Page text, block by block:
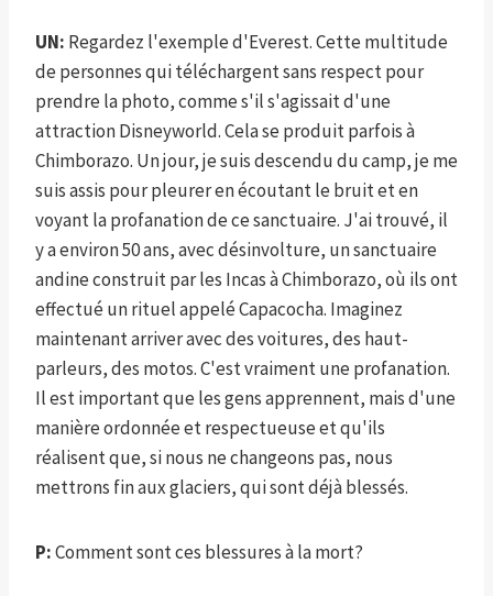
UN: Regardez l'exemple d'Everest. Cette multitude
de personnes qui téléchargent sans respect pour
prendre la photo, comme s'il s'agissait d'une
attraction Disneyworld. Cela se produit parfois à
Chimborazo. Un jour, je suis descendu du camp, je me
suis assis pour pleurer en écoutant le bruit et en
voyant la profanation de ce sanctuaire. J'ai trouvé, il
y a environ 50 ans, avec désinvolture, un sanctuaire
andine construit par les Incas à Chimborazo, où ils ont
effectué un rituel appelé Capacocha. Imaginez
maintenant arriver avec des voitures, des haut-
parleurs, des motos. C'est vraiment une profanation.
Il est important que les gens apprennent, mais d'une
manière ordonnée et respectueuse et qu'ils
réalisent que, si nous ne changeons pas, nous
mettrons fin aux glaciers, qui sont déjà blessés.
P:Comment sont ces blessures à la mort?